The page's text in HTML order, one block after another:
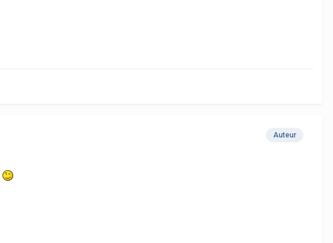
Auteur